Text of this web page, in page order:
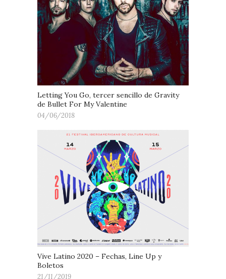
Letting You Go, tercer sencillo de Gravity
de Bullet For My Valentine
04/06/2018
Vive Latino 2020 – Fechas, Line Up y
Boletos
21/11/2019